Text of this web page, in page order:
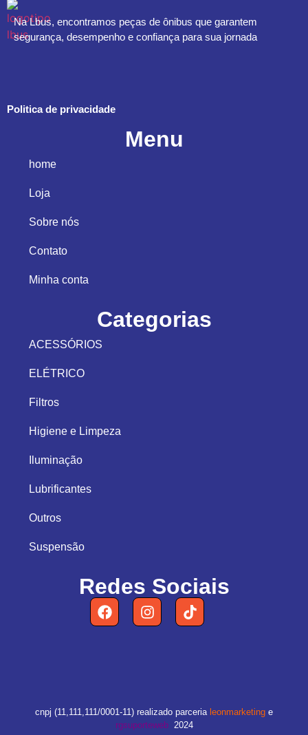
Na Lbus, encontramos peças de ônibus que garantem
segurança, desempenho e confiança para sua jornada
Politica de privacidade
Menu
home
Loja
Sobre nós
Contato
Minha conta
Categorias
ACESSÓRIOS
ELÉTRICO
Filtros
Higiene e Limpeza
Iluminação
Lubrificantes
Outros
Suspensão
Redes Sociais
cnpj (11,111,111/0001-11) realizado parceria leonmarketing e
rgsuporteweb 2024